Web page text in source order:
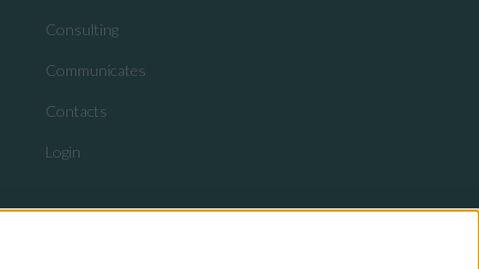
Consulting
Communicates
Contacts
Login